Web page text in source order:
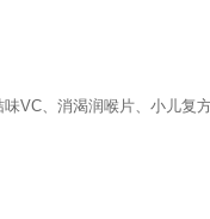
VC、消渴润喉片、小儿复